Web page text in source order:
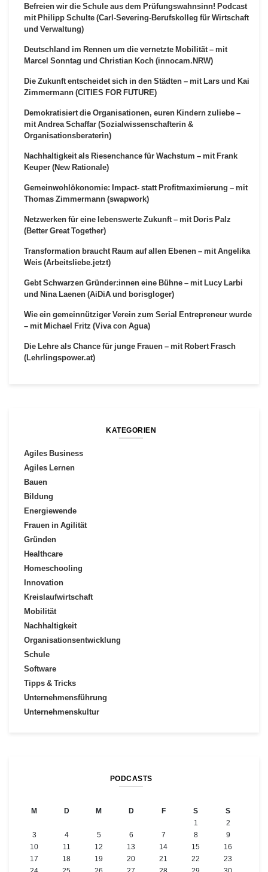
Befreien wir die Schule aus dem Prüfungswahnsinn! Podcast
mit Philipp Schulte (Carl-Severing-Berufskolleg für Wirtschaft
und Verwaltung)
Deutschland im Rennen um die vernetzte Mobilität – mit
Marcel Sonntag und Christian Koch (innocam.NRW)
Die Zukunft entscheidet sich in den Städten – mit Lars und Kai
Zimmermann (CITIES FOR FUTURE)
Demokratisiert die Organisationen, euren Kindern zuliebe –
mit Andrea Schaffar (Sozialwissenschafterin &
Organisationsberaterin)
Nachhaltigkeit als Riesenchance für Wachstum – mit Frank
Keuper (New Rationale)
Gemeinwohlökonomie: Impact- statt Profitmaximierung – mit
Thomas Zimmermann (swapwork)
Netzwerken für eine lebenswerte Zukunft – mit Doris Palz
(Better Great Together)
Transformation braucht Raum auf allen Ebenen – mit Angelika
Weis (Arbeitsliebe.jetzt)
Gebt Schwarzen Gründer:innen eine Bühne – mit Lucy Larbi
und Nina Laenen (AiDiA und borisgloger)
Wie ein gemeinnütziger Verein zum Serial Entrepreneur wurde
– mit Michael Fritz (Viva con Agua)
Die Lehre als Chance für junge Frauen – mit Robert Frasch
(Lehrlingspower.at)
KATEGORIEN
Agiles Business
Agiles Lernen
Bauen
Bildung
Energiewende
Frauen in Agilität
Gründen
Healthcare
Homeschooling
Innovation
Kreislaufwirtschaft
Mobilität
Nachhaltigkeit
Organisationsentwicklung
Schule
Software
Tipps & Tricks
Unternehmensführung
Unternehmenskultur
PODCASTS
M D M D F S
S
1
2
3
4 5 6 7 8
9
10
11 12 13 14 15
16
17
18 19 20 21 22
23